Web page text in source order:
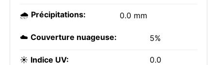
🌧️ Précipitations: 0.0 mm
☁️ Couverture nuageuse: 5%
☀️ Indice UV: 0.0